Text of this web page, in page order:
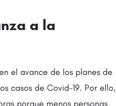
a la
el avance de los planes de
casos de Covid-19. Por ello,
porque menos personas